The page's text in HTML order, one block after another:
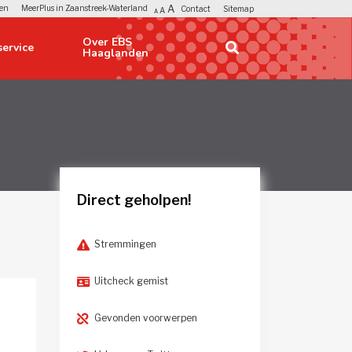
MeerPlus in Zaanstreek-Waterland A A A Contact Sitemap
Over EBS
Haaglanden
Direct geholpen!
Stremmingen
Uitcheck gemist
Gevonden voorwerpen